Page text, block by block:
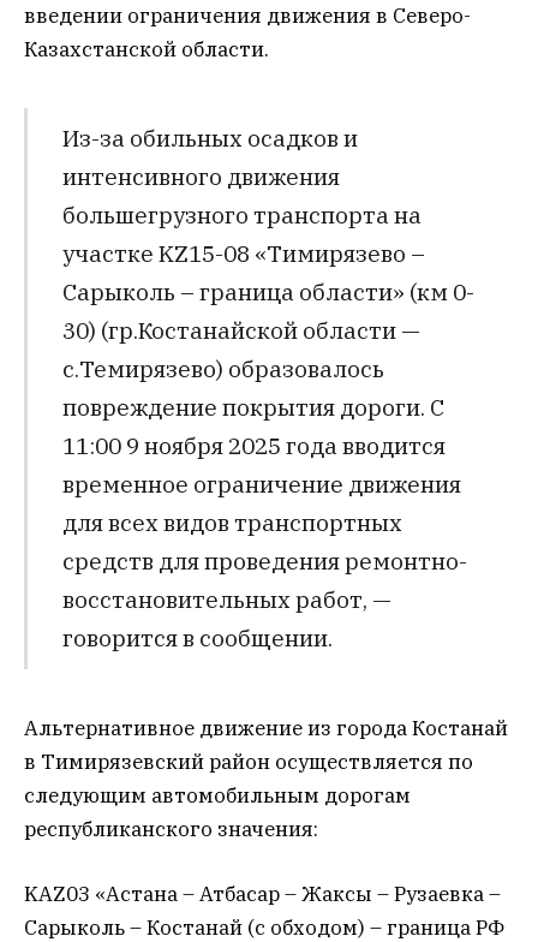
введении ограничения движения в Северо-
Казахстанской области.
Из-за обильных осадков и
интенсивного движения
большегрузного транспорта на
участке KZ15-08 «Тимирязево –
Сарыколь – граница области» (км 0-
30) (гр.Костанайской области —
с.Темирязево) образовалось
повреждение покрытия дороги. С
11:00 9 ноября 2025 года вводится
временное ограничение движения
для всех видов транспортных
средств для проведения ремонтно-
восстановительных работ, —
говорится в сообщении.
Альтернативное движение из города Костанай
в Тимирязевский район осуществляется по
следующим автомобильным дорогам
республиканского значения:
KAZ03 «Астана – Атбасар – Жаксы – Рузаевка –
Сарыколь – Костанай (с обходом) – граница РФ